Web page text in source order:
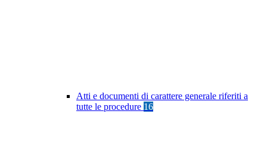
Atti e documenti di carattere generale riferiti a
tutte le procedure 16